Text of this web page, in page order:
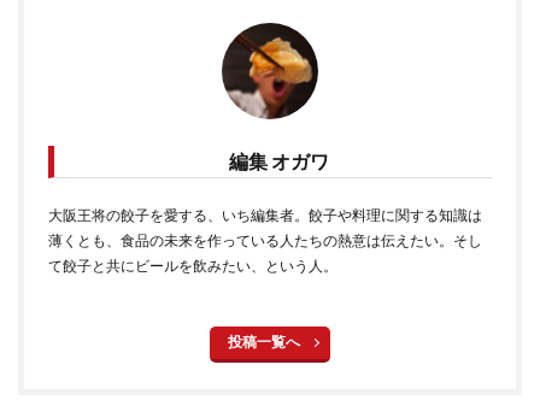
編集 オガワ
大阪王将の餃子を愛する、いち編集者。餃子や料理に関する知識は
薄くとも、食品の未来を作っている人たちの熱意は伝えたい。そし
て餃子と共にビールを飲みたい、という人。
投稿一覧へ